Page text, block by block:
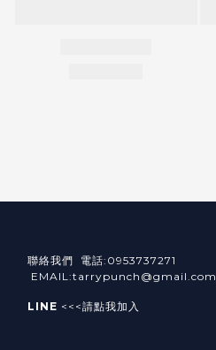
聯絡我們 電話:0953737271
EMAIL:tarrypunch@gmail.com
LINE <<<請點我加入